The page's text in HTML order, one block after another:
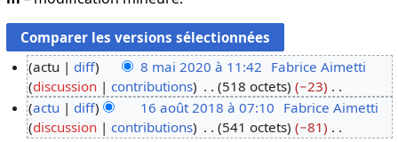
m
actu diff 8 mai 2020 à 11:42 Fabrice Aimetti
discussion
contributions 518 octets
−23
A
u
actu diff 16 août 2018 à 07:10 Fabrice Aimetti
discussion
contributions 541 octets
−81